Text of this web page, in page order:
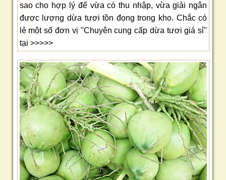
sao cho hợp lý để vừa có thu nhập, vừa giải ngân
được lượng dừa tươi tồn đọng trong kho. Chắc có
lẻ một số đơn vị "Chuyên cung cấp dừa tươi giá sỉ"
tại >>>>>